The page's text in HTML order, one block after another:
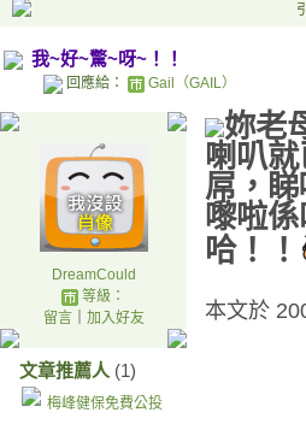
我~好~驚~呀~！！
回應給： Gail（GAIL）
DreamCould
等級：
留言｜ 加入好友
文章推薦人 (1)
梅峰健保免費公投
妳老
喇叭
屌，
嚟啦
哈！！
本文於